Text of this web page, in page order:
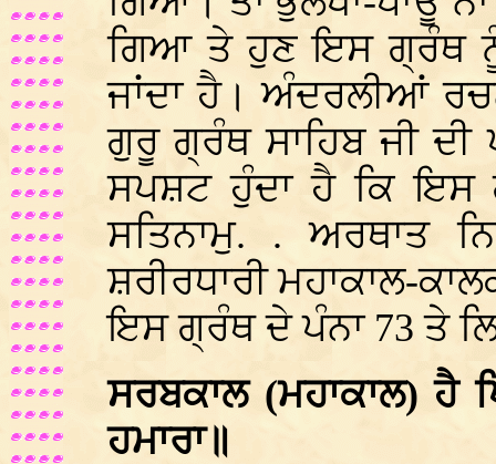
ਗਿਆ ਤੇ ਹੁਣ ਇਸ ਗ੍ਰੰਥ ਨੂੰ
ਜਾਂਦਾ ਹੈ। ਅੰਦਰਲੀਆਂ
ਗੁਰੂ ਗ੍ਰੰਥ ਸਾਹਿਬ ਜੀ ਦੀ
ਸਪਸ਼ਟ ਹੁੰਦਾ ਹੈ ਕਿ
ਸਤਿਨਾਮੁ. . ਅਰਥਾਤ
ਸ਼ਰੀਰਧਾਰੀ ਮਹਾਕਾਲ-
ਇਸ ਗ੍ਰੰਥ ਦੇ ਪੰਨਾ 73 ਤੇ
ਸਰਬਕਾਲ (ਮਹਾਕਾਲ) ਹੈ
ਹਮਾਰਾ॥